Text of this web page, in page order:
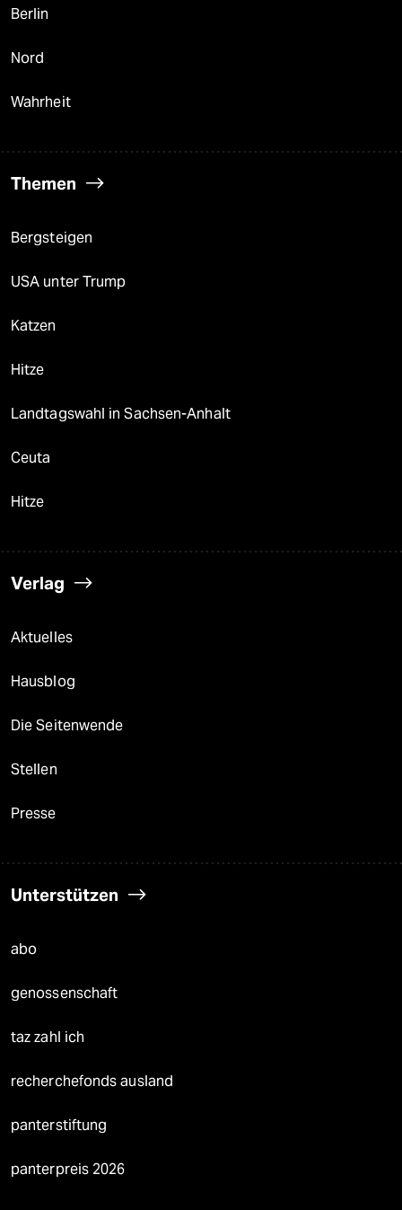
Berlin
Nord
Wahrheit
Themen
Bergsteigen
USA unter Trump
Katzen
Hitze
Landtagswahl in Sachsen-Anhalt
Ceuta
Hitze
Verlag
Aktuelles
Hausblog
Die Seitenwende
Stellen
Presse
Unterstützen
abo
genossenschaft
taz zahl ich
recherchefonds ausland
panterstiftung
panterpreis 2026